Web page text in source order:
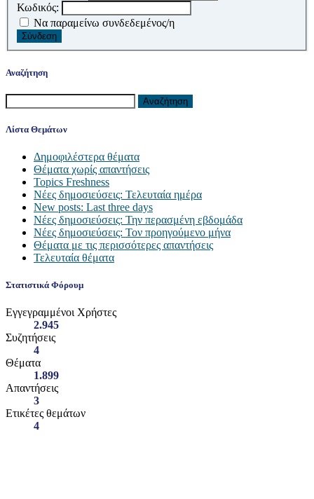
Κωδικός:
Να παραμείνω συνδεδεμένος/η
Σύνδεση
Αναζήτηση
Αναζήτηση
για:
Λίστα Θεμάτων
Δημοφιλέστερα θέματα
Θέματα χωρίς απαντήσεις
Topics Freshness
Νέες δημοσιεύσεις: Τελευταία ημέρα
New posts: Last three days
Νέες δημοσιεύσεις: Την περασμένη εβδομάδα
Νέες δημοσιεύσεις: Τον προηγούμενο μήνα
Θέματα με τις περισσότερες απαντήσεις
Τελευταία θέματα
Στατιστικά Φόρουμ
Εγγεγραμμένοι Χρήστες
2.945
Συζητήσεις
4
Θέματα
1.899
Απαντήσεις
3
Ετικέτες θεμάτων
4